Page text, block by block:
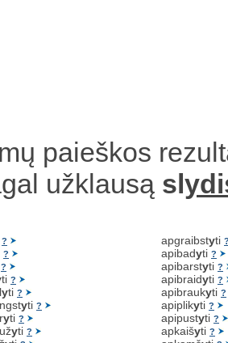
paieškos
užklausą sl
?
?
?
ti ?
yti ?
yti ?
yti ?
yti ?
apgraibstyti
apibadyti ?
apibarstyti ?
apibraidyti ?
apibraukyti ?
apiplikyti ?
apipustyti ?
apkaišyti ?